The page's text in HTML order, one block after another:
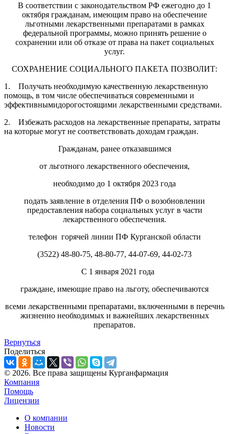
В соответствии с законодательством РФ ежегодно до 1
октября гражданам, имеющим право на обеспечение
льготными лекарственными препаратами в рамках
федеральной программы, можно принять решение о
сохранении или об отказе от права на пакет социальных
услуг.
СОХРАНЕНИЕ СОЦИАЛЬНОГО ПАКЕТА ПОЗВОЛИТ:
1. Получать необходимую качественную лекарственную
помощь, в том числе обеспечиваться современными и
эффективнымидорогостоящими лекарственными средствами.
2. Избежать расходов на лекарственные препараты, затраты
на которые могут не соответствовать доходам граждан.
Гражданам, ранее отказавшимся
от льготного лекарственного обеспечения,
необходимо до 1 октября 2023 года
подать заявление в отделения ПФ о возобновлении
предоставления набора социальных услуг в части
лекарственного обеспечения.
телефон горячей линии ПФ Курганской области
(3522) 48-80-75, 48-80-77, 44-07-69, 44-02-73
С 1 января 2021 года
граждане, имеющие право на льготу, обеспечиваются
всеми лекарственными препаратами, включенными в перечнь
жизненно необходимых и важнейших лекарственных
препаратов.
Вернуться
Поделиться
© 2026. Все права защищены Курганфармация
Компания
Помощь
Лицензии
О компании
Новости